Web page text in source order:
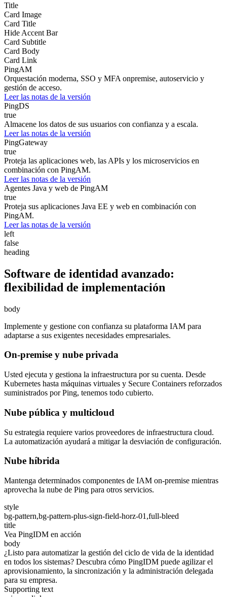
Title
Card Image
Card Title
Hide Accent Bar
Card Subtitle
Card Body
Card Link
PingAM
Orquestación moderna, SSO y MFA onpremise, autoservicio y
gestión de acceso.
Leer las notas de la versión
PingDS
true
Almacene los datos de sus usuarios con confianza y a escala.
Leer las notas de la versión
PingGateway
true
Proteja las aplicaciones web, las APIs y los microservicios en
combinación con PingAM.
Leer las notas de la versión
Agentes Java y web de PingAM
true
Proteja sus aplicaciones Java EE y web en combinación con
PingAM.
Leer las notas de la versión
left
false
heading
Software de identidad avanzado:
flexibilidad de implementación
body
Implemente y gestione con confianza su plataforma IAM para
adaptarse a sus exigentes necesidades empresariales.
On-premise y nube privada
Usted ejecuta y gestiona la infraestructura por su cuenta. Desde
Kubernetes hasta máquinas virtuales y Secure Containers reforzados
suministrados por Ping, tenemos todo cubierto.
Nube pública y multicloud
Su estrategia requiere varios proveedores de infraestructura cloud.
La automatización ayudará a mitigar la desviación de configuración.
Nube híbrida
Mantenga determinados componentes de IAM on-premise mientras
aprovecha la nube de Ping para otros servicios.
style
bg-pattern,bg-pattern-plus-sign-field-horz-01,full-bleed
title
Vea PingIDM en acción
body
¿Listo para automatizar la gestión del ciclo de vida de la identidad
en todos los sistemas? Descubra cómo PingIDM puede agilizar el
aprovisionamiento, la sincronización y la administración delegada
para su empresa.
Supporting text